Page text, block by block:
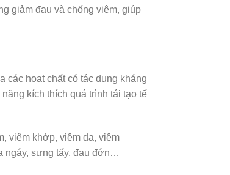
giảm đau và chống viêm, giúp
các hoạt chất có tác dụng kháng
kích thích quá trình tái tạo tế
viêm khớp, viêm da, viêm
ngáy, sưng tấy, đau đớn…